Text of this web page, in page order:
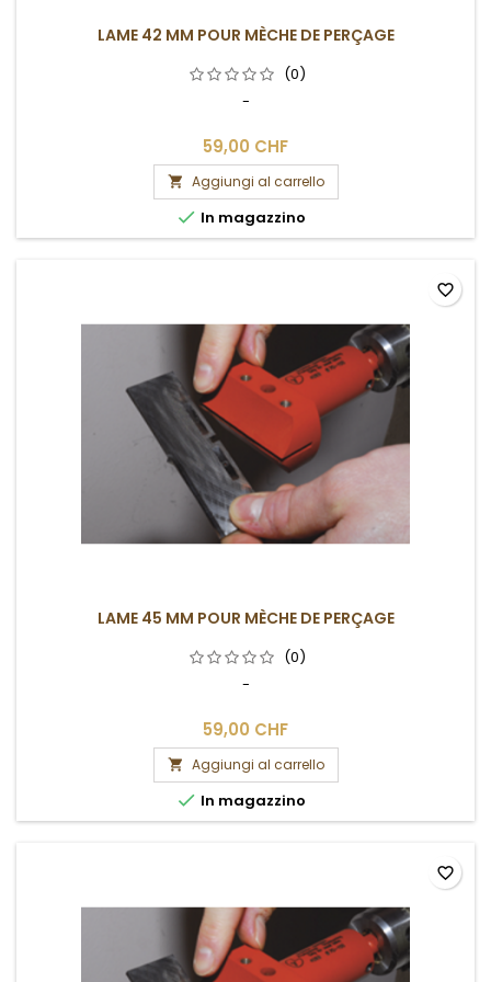
LAME 42 MM POUR MÈCHE DE PERÇAGE
(0)
-
59,00 CHF
 Aggiungi al carrello
 In magazzino
LAME 45 MM POUR MÈCHE DE PERÇAGE
(0)
-
59,00 CHF
 Aggiungi al carrello
 In magazzino
favorite_border
favorite_border